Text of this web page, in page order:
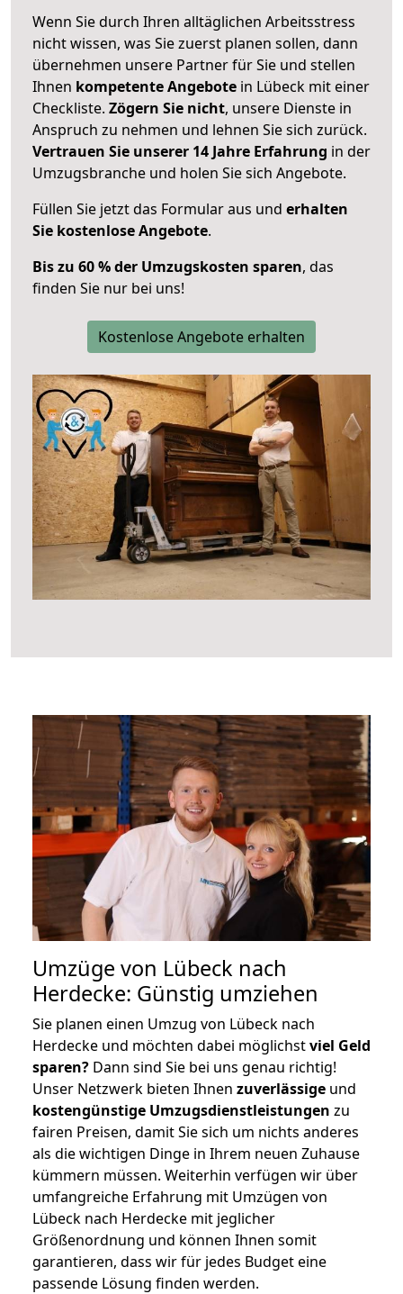
Wenn Sie durch Ihren alltäglichen Arbeitsstress
nicht wissen, was Sie zuerst planen sollen, dann
übernehmen unsere Partner für Sie und stellen
Ihnen kompetente Angebote in Lübeck mit einer
Checkliste. Zögern Sie nicht, unsere Dienste in
Anspruch zu nehmen und lehnen Sie sich zurück.
Vertrauen Sie unserer 14 Jahre Erfahrung in der
Umzugsbranche und holen Sie sich Angebote.
Füllen Sie jetzt das Formular aus und erhalten
Sie kostenlose Angebote.
Bis zu 60 % der Umzugskosten sparen, das
finden Sie nur bei uns!
Kostenlose Angebote erhalten
Umzüge von Lübeck nach
Herdecke: Günstig umziehen
Sie planen einen Umzug von Lübeck nach
Herdecke und möchten dabei möglichstviel Geld
sparen? Dann sind Sie bei uns genau richtig!
Unser Netzwerk bieten Ihnen zuverlässige und
kostengünstige Umzugsdienstleistungen zu
fairen Preisen, damit Sie sich um nichts anderes
als die wichtigen Dinge in Ihrem neuen Zuhause
kümmern müssen. Weiterhin verfügen wir über
umfangreiche Erfahrung mit Umzügen von
Lübeck nach Herdecke mit jeglicher
Größenordnung und können Ihnen somit
garantieren, dass wir für jedes Budget eine
passende Lösung finden werden.